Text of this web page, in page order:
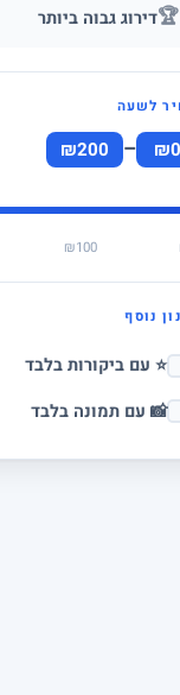
🏆דירוג גבוה ביותר
לשעה
₪0
–
₪200
₪100
נוסף
⭐ עם ביקורות בלבד
📸 עם תמונה בלבד